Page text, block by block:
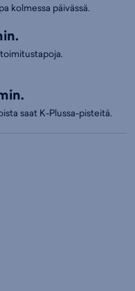
kolmessa päivässä.
saat K-Plussa-pisteitä.